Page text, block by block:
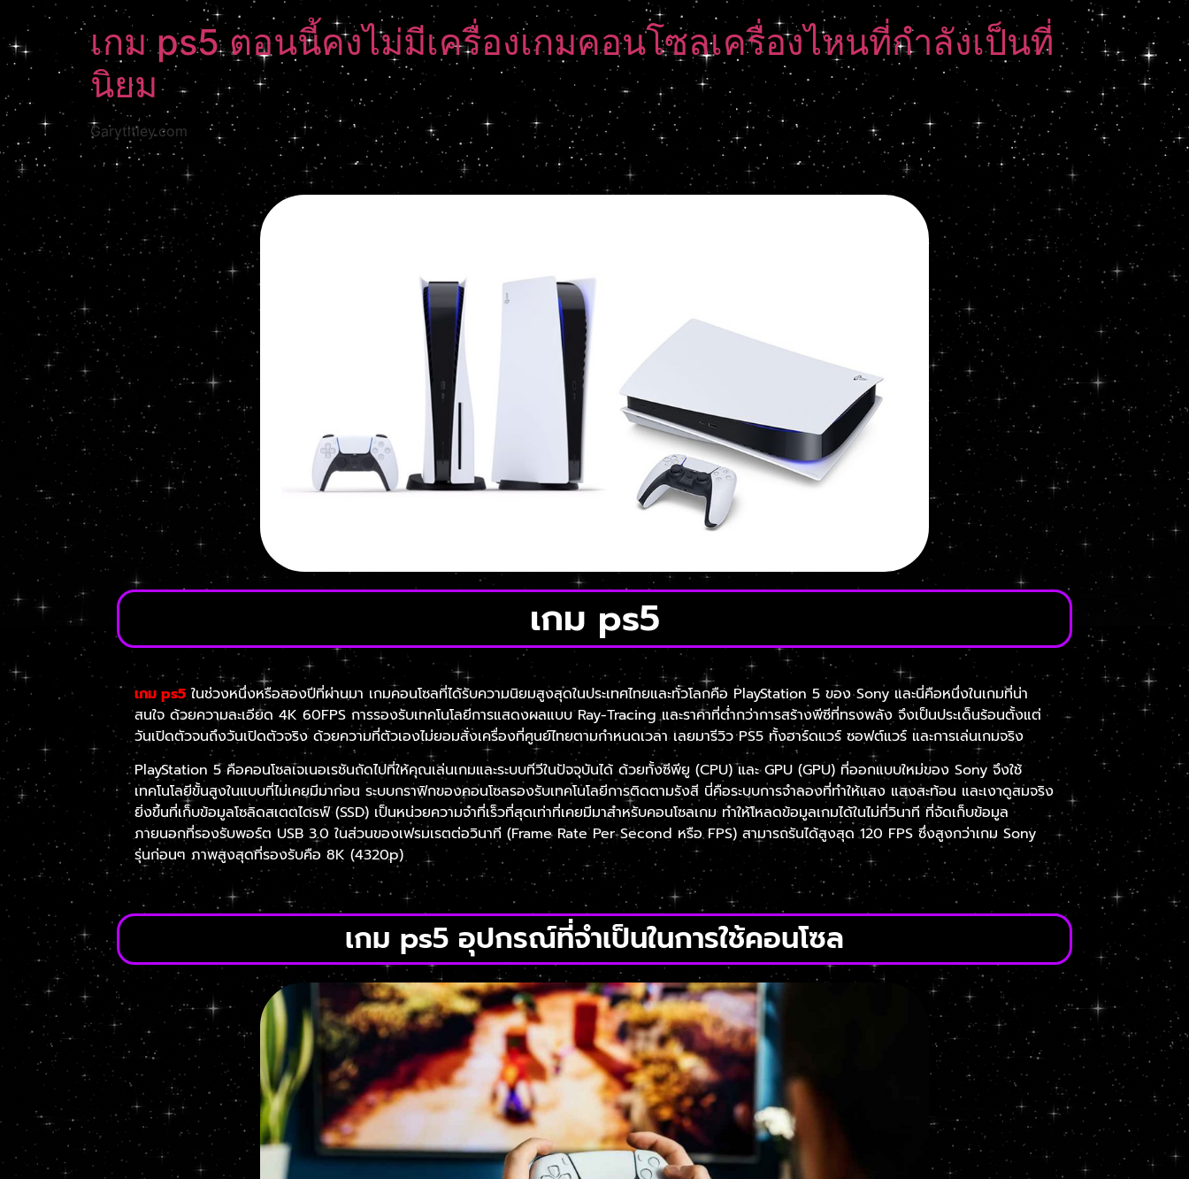
เกม ps5 ตอนนี้คงไม่มีเครื่องเกมคอนโซลเครื่องไหนที่กำลังเป็นที่
นิยม
Garytitley.com
เกม ps5
เกม ps5ในช่วงหนึ่งหรือสองปีที่ผ่านมา เกมคอนโซลที่ได้รับความนิยมสูงสุดในประเทศไทยและทั่วโลกคือ PlayStation 5 ของ Sony และนี่คือหนึ่งในเกมที่น่า
สนใจ ด้วยความละเอียด 4K 60FPS การรองรับเทคโนโลยีการแสดงผลแบบ Ray-Tracing และราคาที่ต่ำกว่าการสร้างพีซีที่ทรงพลัง จึงเป็นประเด็นร้อนตั้งแต่
วันเปิดตัวจนถึงวันเปิดตัวจริง ด้วยความที่ตัวเองไม่ยอมสั่งเครื่องที่ศูนย์ไทยตามกำหนดเวลา เลยมารีวิว PS5 ทั้งฮาร์ดแวร์ ซอฟต์แวร์ และการเล่นเกมจริง
PlayStation 5 คือคอนโซลเจเนอเรชันถัดไปที่ให้คุณเล่นเกมและระบบทีวีในปัจจุบันได้ ด้วยทั้งซีพียู (CPU) และ GPU (GPU) ที่ออกแบบใหม่ของ Sony จึงใช้
เทคโนโลยีขั้นสูงในแบบที่ไม่เคยมีมาก่อน ระบบกราฟิกของคอนโซลรองรับเทคโนโลยีการติดตามรังสี นี่คือระบบการจำลองที่ทำให้แสง แสงสะท้อน และเงาดูสมจริง
ยิ่งขึ้นที่เก็บข้อมูลโซลิดสเตตไดรฟ์ (SSD) เป็นหน่วยความจำที่เร็วที่สุดเท่าที่เคยมีมาสำหรับคอนโซลเกม ทำให้โหลดข้อมูลเกมได้ในไม่กี่วินาที ที่จัดเก็บข้อมูล
ภายนอกที่รองรับพอร์ต USB 3.0 ในส่วนของเฟรมเรตต่อวินาที (Frame Rate Per Second หรือ FPS) สามารถรันได้สูงสุด 120 FPS ซึ่งสูงกว่าเกม Sony
รุ่นก่อนๆ ภาพสูงสุดที่รองรับคือ 8K (4320p)
เกม ps5 อุปกรณ์ที่จำเป็นในการใช้คอนโซล